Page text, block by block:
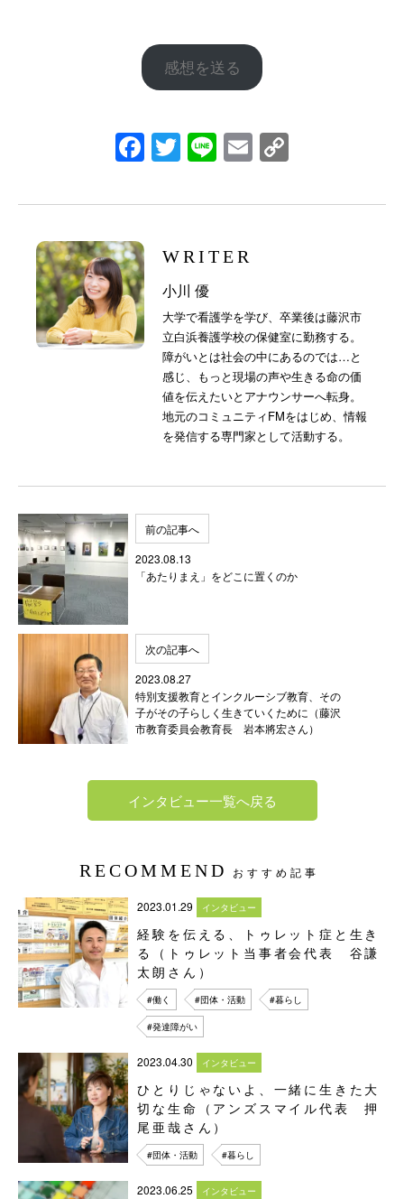
感想を送る
Facebook
Twitter
LineEmail
WRITER
小川 優
大学で看護学を学び、卒業後は藤沢市
立白浜養護学校の保健室に勤務する。
障がいとは社会の中にあるのでは…と
感じ、もっと現場の声や生きる命の価
値を伝えたいとアナウンサーへ転身。
地元のコミュニティFMをはじめ、情報
を発信する専門家として活動する。
前の記事へ
2023.08.13
「あたりまえ」をどこに置くのか
次の記事へ
2023.08.27
特別支援教育とインクルーシブ教育、その
子がその子らしく生きていくために（藤沢
市教育委員会教育長 岩本將宏さん）
インタビュー一覧へ戻る
RECOMMEND おすすめ記事
2023.01.29 インタビュー
経験を伝える、トゥレット症と生き
る（トゥレット当事者会代表 谷謙
太朗さん）
#働く #団体・活動 #暮らし
#発達障がい
2023.04.30 インタビュー
ひとりじゃないよ、一緒に生きた大
切な生命（アンズスマイル代表 押
尾亜哉さん）
#団体・活動 #暮らし
2023.06.25 インタビュー